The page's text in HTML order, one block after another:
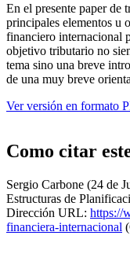
En el presente paper de
principales elementos u
financiero internacional
objetivo tributario no
tema sino una breve
de una muy breve
Ver versión en formato
Como citar
Sergio Carbone (24 de
Estructuras de
Dirección URL: https://
financiera-internacional